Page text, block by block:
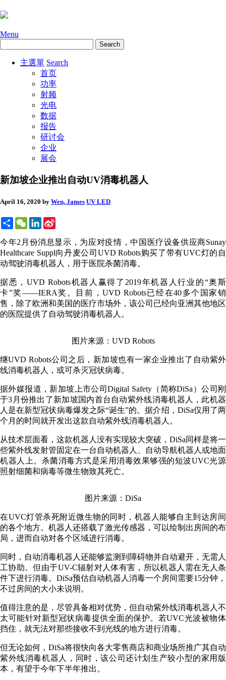
Menu
主選單 Search
首页
功率
射频
光电
数据
报告
研讨会
企业
展会
新加坡企业推出自动UV消毒机器人
April 16, 2020 by Wen, James UV LED
ShareWeChatLinkedIn
今年2月份消息显示，为应对疫情，中国医疗设备供应商Sunay
Healthcare Suppl向丹麦公司UVD Robots购买了带有UVC灯的自
动驾驶消毒机器人，用于医院杀菌消毒。
据悉，UVD Robots机器人赢得了2019年机器人行业的“奥斯
卡”奖——IERA奖。目前，UVD Robots已经在40多个国家销
售，除了欧洲和美国的医疗市场外，该公司已经向亚洲其他地区
的医院提供了自动驾驶消毒机器人。
图片来源：UVD Robots
继UVD Robots公司之后，新加坡也有一家企业推出了自动紫外
线消毒机器人，或可杀灭冠状病毒。
据外媒报道，新加坡上市公司Digital Safety（简称DiSa）公司刚
于3月份推出了新加坡国内首台自动紫外线消毒机器人，此机器
人是在新型冠状病毒爆发之际“诞生”的。据介绍，DiSa仅用了两
个月的时间就开发出这款自动紫外线消毒机器人。
从技术层面看，这款机器人没有实现较大突破，DiSa同样是将一
些紫外线发射管固定在一台自动机器人、自动导航机器人或地面
机器人上。杀菌消毒方式是采用消毒效果够强的短波UVC光源
照射细菌和病毒等微生物致其死亡。
图片来源：DiSa
在UVC灯管杀死附近微生物的同时，机器人能够自主到达房间
的各个地方。机器人还搭载了激光传感器，可以绘制出房间的布
局，进而自动对各个区域进行消毒。
同时，自动消毒机器人还能够监测到障碍物并自动避开，无需人
工协助。但由于UV-C辐射对人体有害，所以机器人需在无人条
件下进行消毒。DiSa预估自动机器人消毒一个房间需要15分钟，
不过房间的大小未说明。
值得注意的是，尽管具备相对优势，但自动紫外线消毒机器人不
太可能针对新型冠状病毒提供全面的保护。若UVC光波被物体
挡住，就无法对那些接收不到光线的地方进行消毒。
但无论如何，DiSa将很快向各大零售商店和商业场所推广其自动
紫外线消毒机器人，同时，该公司还计划生产较小型的家用版
本，有望于今年下半年推出。